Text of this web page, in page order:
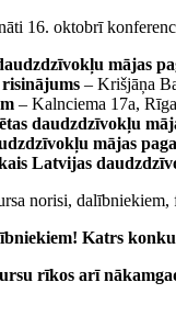
16. oktobrī
mājas
– Krišjāņa
– Kalnciema 17a, Rīga
daudzdzīvokļu
mājas
Latvijas
norisi,
Katrs
rīkos arī